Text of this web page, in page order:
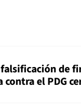
falsificación de
contra el PDG